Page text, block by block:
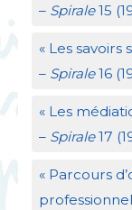
– Spirale15
« Les savoirs
– Spirale16
« Les
– Spirale17
« Parcours